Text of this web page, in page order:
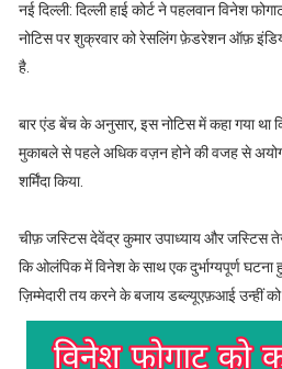
नई दिल्ली: दिल्ली हाई कोर्ट ने पहलवान विनेश
नोटिस पर शुक्रवार को रेसलिंग फ़ेडरेशन ऑफ़
है.
बार एंड बेंच के अनुसार, इस नोटिस में कहा गया
मुकाबले से पहले अधिक वज़न होने की वजह से
शर्मिंदा किया.
चीफ़ जस्टिस देवेंद्र कुमार उपाध्याय और जस्टिस
कि ओलंपिक में विनेश के साथ एक दुर्भाग्यपूर्ण
ज़िम्मेदारी तय करने के बजाय डब्ल्यूएफ़आई उन्हीं को